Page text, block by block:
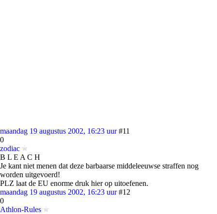
maandag 19 augustus 2002, 16:23 uur #11
0
zodiac
B L E A C H
Je kant niet menen dat deze barbaarse middeleeuwse straffen nog
worden uitgevoerd!
PLZ laat de EU enorme druk hier op uitoefenen.
maandag 19 augustus 2002, 16:23 uur #12
0
Athlon-Rules